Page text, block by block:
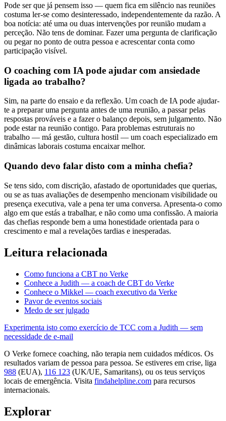
Pode ser que já pensem isso — quem fica em silêncio nas reuniões
costuma ler-se como desinteressado, independentemente da razão. A
boa notícia: até uma ou duas intervenções por reunião mudam a
perceção. Não tens de dominar. Fazer uma pergunta de clarificação
ou pegar no ponto de outra pessoa e acrescentar conta como
participação visível.
O coaching com IA pode ajudar com ansiedade
ligada ao trabalho?
Sim, na parte do ensaio e da reflexão. Um coach de IA pode ajudar-
te a preparar uma pergunta antes de uma reunião, a passar pelas
respostas prováveis e a fazer o balanço depois, sem julgamento. Não
pode estar na reunião contigo. Para problemas estruturais no
trabalho — má gestão, cultura hostil — um coach especializado em
dinâmicas laborais costuma encaixar melhor.
Quando devo falar disto com a minha chefia?
Se tens sido, com discrição, afastado de oportunidades que querias,
ou se as tuas avaliações de desempenho mencionam visibilidade ou
presença executiva, vale a pena ter uma conversa. Apresenta-o como
algo em que estás a trabalhar, e não como uma confissão. A maioria
das chefias responde bem a uma honestidade orientada para o
crescimento e mal a revelações tardias e inesperadas.
Leitura relacionada
Como funciona a CBT no Verke
Conhece a Judith — a coach de CBT do Verke
Conhece o Mikkel — coach executivo da Verke
Pavor de eventos sociais
Medo de ser julgado
Experimenta isto como exercício de TCC com a Judith — sem
necessidade de e-mail
O Verke fornece coaching, não terapia nem cuidados médicos. Os
resultados variam de pessoa para pessoa. Se estiveres em crise, liga
988 (EUA), 116 123 (UK/UE, Samaritans), ou os teus serviços
locais de emergência. Visita findahelpline.com para recursos
internacionais.
Explorar